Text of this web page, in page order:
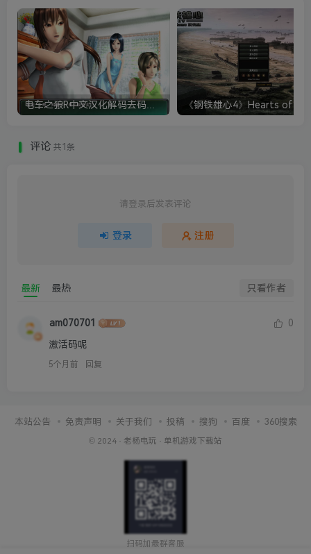
电车之狼R中文汉化解码去码硬盘完整破解版+MOD特典+全CG存档+攻略|修复卡顿
评论 共1条
请登录后发表评论
登录 注册
最新 最热 只看作者
am070701
0
激活码呢
5个月前 回复
本站公告 免责声明 关于我们 投稿 搜狗 百度 360搜索
© 2024 · 老杨电玩 · 单机游戏下载站
扫码加最群客服